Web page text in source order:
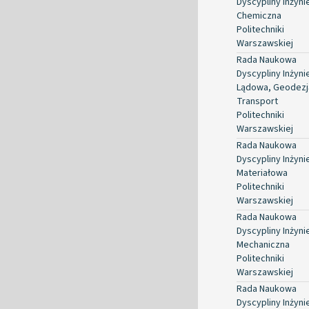
Chemiczna
Politechniki
Warszawskiej
Rada Naukowa
Dyscypliny
Lądowa,
Transport
Politechniki
Warszawskiej
Rada Naukowa
Dyscypliny
Materiałowa
Politechniki
Warszawskiej
Rada Naukowa
Dyscypliny
Mechaniczna
Politechniki
Warszawskiej
Rada Naukowa
Dyscypliny